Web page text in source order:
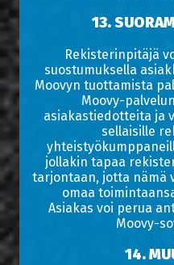
13.
Rekisterinpitäjä
suostumuksella
Moovyn tuottamista
Moovy-
asiakastiedotteita ja
sellaisille
jollakin tapaa
tarjontaan, jotta nämä
omaa
Asiakas voi perua
Moovy-
14.